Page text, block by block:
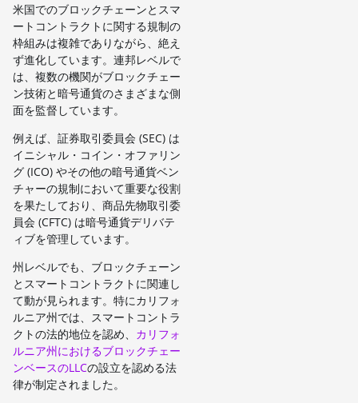
米国でのブロックチェーンとスマ
ートコントラクトに関する規制の
枠組みは複雑でありながら、絶え
ず進化しています。連邦レベルで
は、複数の機関がブロックチェー
ン技術と暗号通貨のさまざまな側
面を監督しています。
例えば、証券取引委員会 (SEC) は
イニシャル・コイン・オファリン
グ (ICO) やその他の暗号通貨ベン
チャーの規制において重要な役割
を果たしており、商品先物取引委
員会 (CFTC) は暗号通貨デリバテ
ィブを管理しています。
州レベルでも、ブロックチェーン
とスマートコントラクトに関連し
て動が見られます。特にカリフォ
ルニア州では、スマートコントラ
クトの法的地位を認め、 カリフォ
ルニア州におけるブロックチェー
ンベースのLLCの設立を認める法
律が制定されました。